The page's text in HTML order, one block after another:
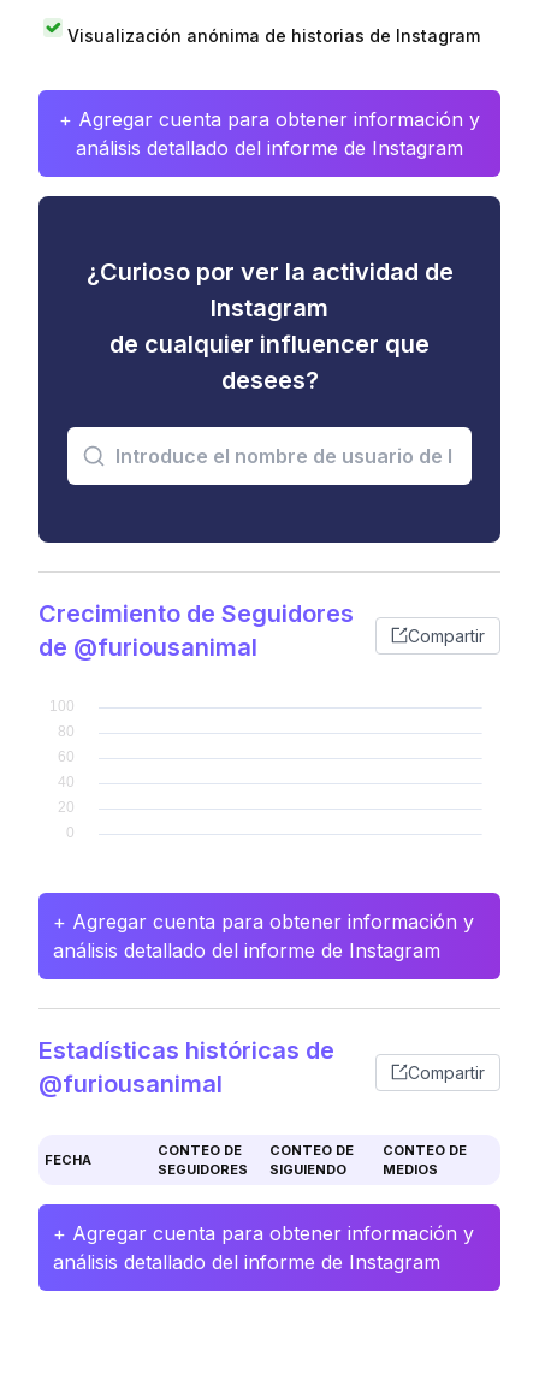
Visualización anónima de historias de Instagram
+ Agregar cuenta para obtener información y
análisis detallado del informe de Instagram
¿Curioso por ver la actividad de
Instagram
de cualquier influencer que
desees?
Crecimiento de Seguidores
de @furiousanimal
Compartir
+ Agregar cuenta para obtener información y
análisis detallado del informe de Instagram
Estadísticas históricas de
@furiousanimal
Compartir
FECHA
CONTEO DE
SEGUIDORES
CONTEO DE
SIGUIENDO
CONTEO DE
MEDIOS
+ Agregar cuenta para obtener información y
análisis detallado del informe de Instagram